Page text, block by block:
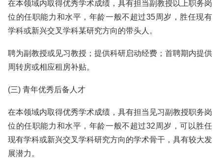
在本领域内取得优秀学术成绩，具有担当副教授以上职务岗
位的任职能力和水平，年龄一般不超过35周岁，胜任现有
学科或新兴交叉学科某研究方向的带头人。
聘为副教授或见习教授；提供科研启动经费；首聘期内提供
周转房或相应租房补贴。
(三) 青年优秀后备人才
在本领域内取得优秀学术成绩，具有担当见习副教授职务岗
位的任职能力和水平，年龄一般不超过32周岁，可以胜任
现有学科或新兴交叉学科研究方向的学术骨干，具有较大发
展潜力。